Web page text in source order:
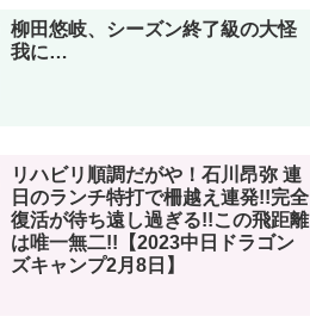
柳田悠岐、シーズン終了級の大怪
我に…
リハビリ順調だがや！石川昂弥 連
日のランチ特打で柵越え連発!!完全
復活が待ち遠し過ぎる!!この飛距離
は唯一無二!!【2023中日ドラゴン
ズキャンプ2月8日】